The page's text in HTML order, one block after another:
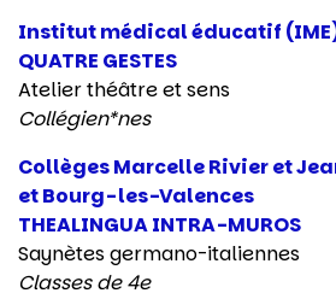
Institut médical éducatif
QUATRE GESTES
Atelier théâtre et sens
Collégien*nes
Collèges Marcelle Rivier et
et Bourg-les-Valences
THEALINGUA INTRA-MUROS
Saynètes germano-italiennes
Classes de 4e